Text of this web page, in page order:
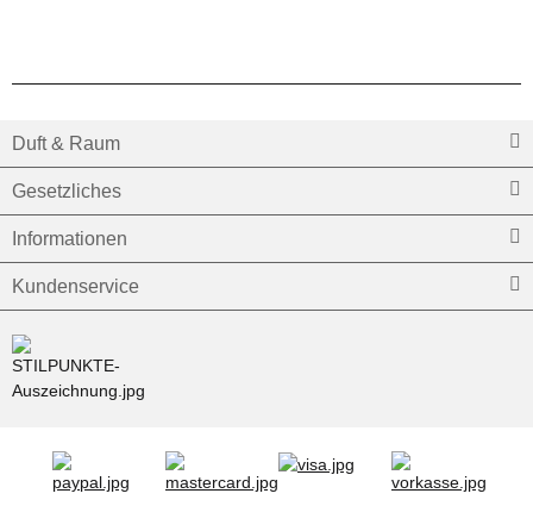
Duft & Raum
Gesetzliches
Informationen
Kundenservice